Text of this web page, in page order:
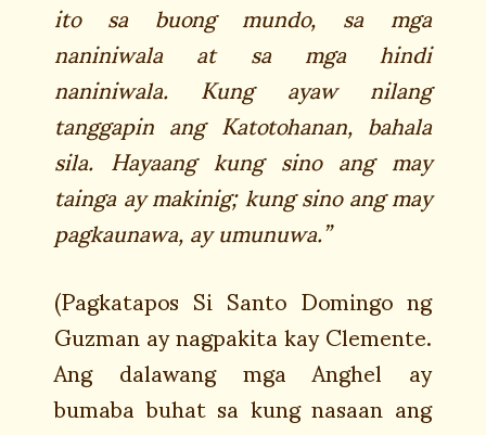
ito sa buong mundo, sa mga
naniniwala at sa mga hindi
naniniwala. Kung ayaw nilang
tanggapin ang Katotohanan, bahala
sila. Hayaang kung sino ang may
tainga ay makinig; kung sino ang may
pagkaunawa, ay umunuwa.”
(Pagkatapos Si Santo Domingo ng
Guzman ay nagpakita kay Clemente.
Ang dalawang mga Anghel ay
bumaba buhat sa kung nasaan ang